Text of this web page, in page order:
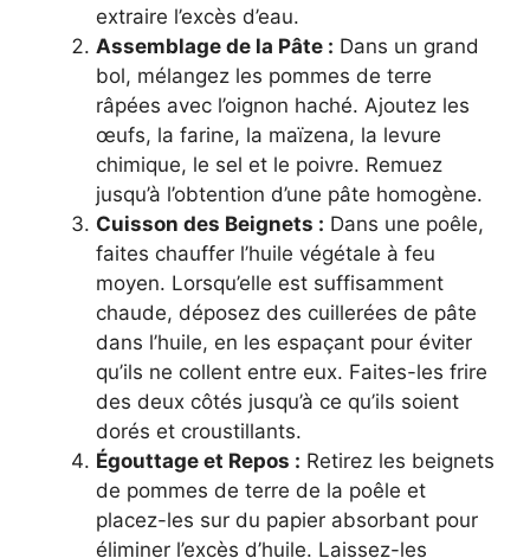
extraire l’excès d’eau.
Assemblage de la Pâte : Dans un grand
bol, mélangez les pommes de terre
râpées avec l’oignon haché. Ajoutez les
œufs, la farine, la maïzena, la levure
chimique, le sel et le poivre. Remuez
jusqu’à l’obtention d’une pâte homogène.
Cuisson des Beignets : Dans une poêle,
faites chauffer l’huile végétale à feu
moyen. Lorsqu’elle est suffisamment
chaude, déposez des cuillerées de pâte
dans l’huile, en les espaçant pour éviter
qu’ils ne collent entre eux. Faites-les frire
des deux côtés jusqu’à ce qu’ils soient
dorés et croustillants.
Égouttage et Repos : Retirez les beignets
de pommes de terre de la poêle et
placez-les sur du papier absorbant pour
éliminer l’excès d’huile. Laissez-les